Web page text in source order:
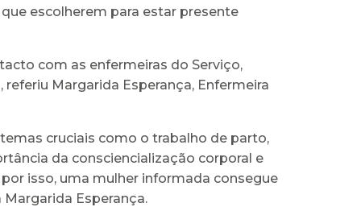
escolherem para estar presente
com as enfermeiras do Serviço,
Margarida Esperança, Enfermeira
cruciais como o trabalho de parto,
da consciencialização corporal e
isso, uma mulher informada consegue
Esperança.